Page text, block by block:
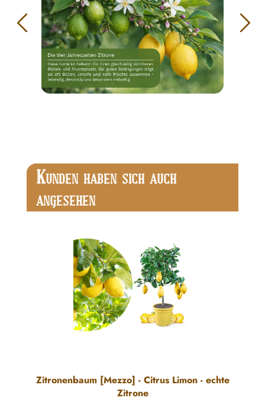
Produktgalerie überspringen
KUNDEN HABEN SICH AUCH
ANGESEHEN
Zitronenbaum [Mezzo] - Citrus Limon - echte
Zitrone